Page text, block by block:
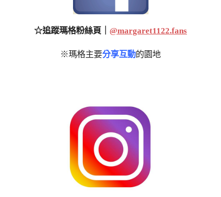
☆追蹤瑪格粉絲頁｜ @margaret1122.fans
※瑪格主要分享互動的園地